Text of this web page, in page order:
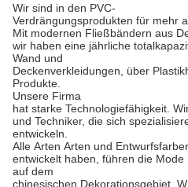
Wir sind in den PVC-
Verdrängungsprodukten für mehr
Mit modernen Fließbändern aus
wir haben eine jährliche
Wand und
Deckenverkleidungen, über
Produkte.
Unsere Firma
hat starke Technologiefähigkeit.
und Techniker, die sich
entwickeln.
Alle Arten Arten und
entwickelt haben, führen die Mode
auf dem
chinesischen Dekorationsgebiet.